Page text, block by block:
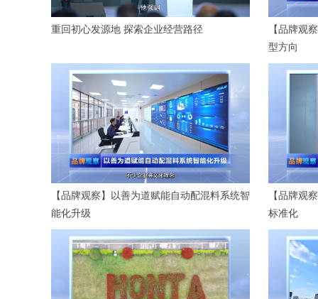
重回初心发源地 探索企业经营路径
【品牌观
型方向
【品牌观察】以善为道赋能自动配混料系统智
能化升级
【品牌观
标准化